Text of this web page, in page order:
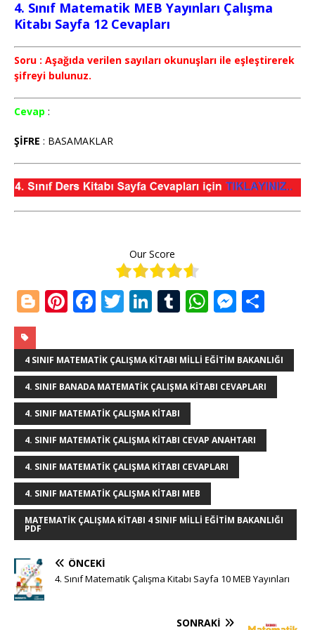
4. Sınıf Matematik MEB Yayınları Çalışma
Kitabı Sayfa 12 Cevapları
Soru : Aşağıda verilen sayıları okunuşları ile eşleştirerek
şifreyi bulunuz.
Cevap :
ŞİFRE : BASAMAKLAR
Our Score
Bl
g
g
e
r
Pi
te
r
e
st
F
c
e
b
o
o
k
T
it
te
r
Li
k
e
dI
n
T
m
bl
r
W
at
s
A
p
M
ss
e
n
e
r
ar
e
4 SINIF MATEMATIK ÇALIŞMA KITABI MILLI EĞITIM BAKANLIĞI
4. SINIF BANADA MATEMATIK ÇALIŞMA KITABI CEVAPLARI
4. SINIF MATEMATIK ÇALIŞMA KITABI
4. SINIF MATEMATIK ÇALIŞMA KITABI CEVAP ANAHTARI
4. SINIF MATEMATIK ÇALIŞMA KITABI CEVAPLARI
4. SINIF MATEMATIK ÇALIŞMA KITABI MEB
MATEMATIK ÇALIŞMA KITABI 4 SINIF MILLI EĞITIM BAKANLIĞI
PDF
ÖNCEKI
4. Sınıf Matematik Çalışma Kitabı Sayfa 10 MEB Yayınları
SONRAKI